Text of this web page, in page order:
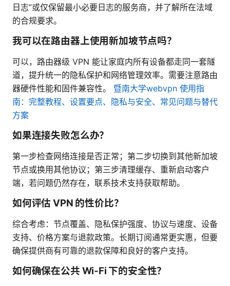
日志”或仅保留最小必要日志的服务商，并了解所在法域
的合规要求。
我可以在路由器上使用新加坡节点吗？
可以，路由器级 VPN 能让家庭内所有设备都走同一套隧
道，提升统一的隐私保护和网络管理效率。需要注意路由
器硬件性能和固件兼容性。 暨南大学webvpn 使用指
南：完整教程、设置要点、隐私与安全、常见问题与替代
方案
如果连接失败怎么办？
第一步检查网络连接是否正常；第二步切换到其他新加坡
节点或换用其他协议；第三步清理缓存、重新启动客户
端，若问题仍然存在，联系技术支持获取帮助。
如何评估 VPN 的性价比？
综合考虑：节点覆盖、隐私保护强度、协议与速度、设备
支持、价格方案与退款政策。长期订阅通常更实惠，但要
确保提供商有可靠的退款保障和良好的客户支持。
如何确保在公共 Wi-Fi 下的安全性？